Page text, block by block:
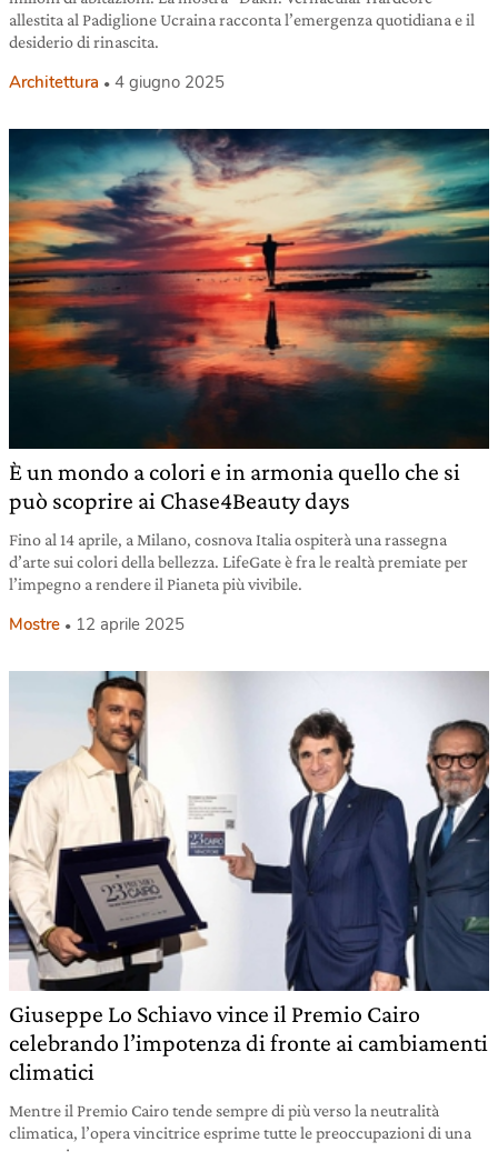
allestita al Padiglione Ucraina racconta l’emergenza quotidiana e il
desiderio di rinascita.
Architettura 4 giugno 2025
È un mondo a colori e in armonia quello che si
può scoprire ai Chase4Beauty days
Fino al 14 aprile, a Milano, cosnova Italia ospiterà una rassegna
d’arte sui colori della bellezza. LifeGate è fra le realtà premiate per
l’impegno a rendere il Pianeta più vivibile.
Mostre 12 aprile 2025
Giuseppe Lo Schiavo vince il Premio Cairo
celebrando l’impotenza di fronte ai cambiamenti
climatici
Mentre il Premio Cairo tende sempre di più verso la neutralità
climatica, l’opera vincitrice esprime tutte le preoccupazioni di una